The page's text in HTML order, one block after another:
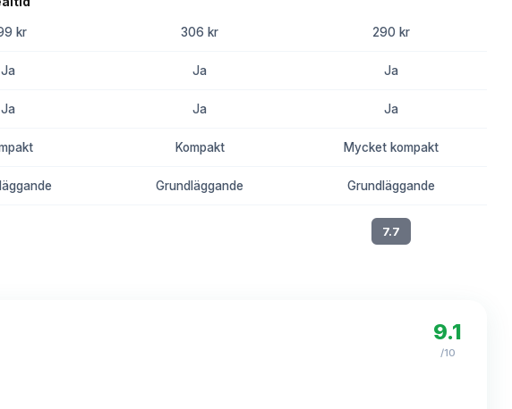
kr 306 kr 290 kr
Ja Ja Ja
Ja Ja Ja
Kompakt Mycket kompakt
Grundläggande Grundläggande
7.7
9.1
/10